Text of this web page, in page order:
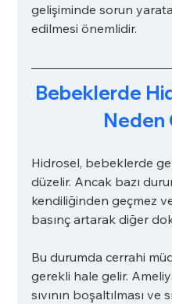
gelişiminde sorun
edilmesi önemlidir.
Bebeklerde
Neden
Hidrosel, bebeklerde
düzelir. Ancak bazı
kendiliğinden geçmez
basınç artarak diğer
Bu durumda cerrahi
gerekli hale gelir.
sıvının boşaltılması ve